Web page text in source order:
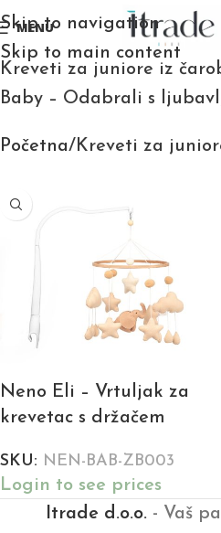
Skip to navigation
Skip to main content
MENU
Kreveti za juniore iz
Baby – Odabrali s
Početna Kreveti za
Neno Eli – Vrtuljak za
krevetac s držačem
SKU: NEN-BAB-ZB003
Login to see prices
Itrade d.o.o.- Vaš